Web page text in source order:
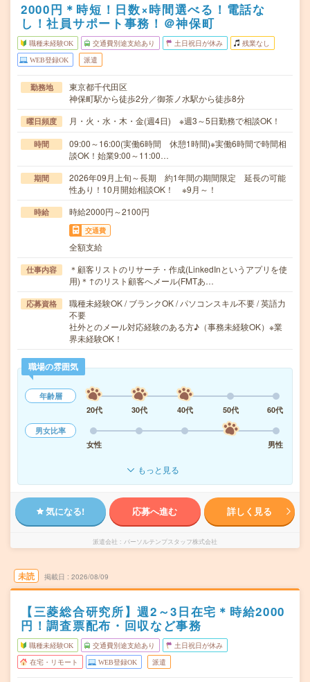
2000円＊時短！日数×時間選べる！電話な
し！社員サポート事務！＠神保町
職種未経験OK 交通費別途支給あり 土日祝日が休み 残業なし
WEB登録OK 派遣
勤務地
東京都千代田区
神保町駅から徒歩2分／御茶ノ水駅から徒歩8分
曜日頻度 月・火・水・木・金(週4日) ※週3～5日勤務で相談OK！
時間
09:00～16:00(実働6時間 休憩1時間)※実働6時間で時間相
談OK！始業9:00～11:00…
期間
2026年09月上旬～長期 約1年間の期間限定 延長の可能
性あり！10月開始相談OK！ ※9月～！
時給 時給2000円～2100円
交通費
全額支給
仕事内容
＊顧客リストのリサーチ・作成(LinkedInというアプリを使
用)＊↑のリスト顧客へメール(FMTあ…
応募資格
職種未経験OK / ブランクOK / パソコンスキル不要 / 英語力
不要
社外とのメール対応経験のある方♪（事務未経験OK）※業
界未経験OK！
職場の雰囲気
年齢層
20代
30代 40代 50代
60代
男女比率
女性
男性
もっと見る
気になる! 応募へ進む 詳しく見る
派遣会社 パーソルテンプスタッフ株式会社
未読 掲載日 2026/08/09
【三菱総合研究所】週2～3日在宅＊時給2000
円！調査票配布・回収など事務
職種未経験OK 交通費別途支給あり 土日祝日が休み
在宅・リモート WEB登録OK 派遣